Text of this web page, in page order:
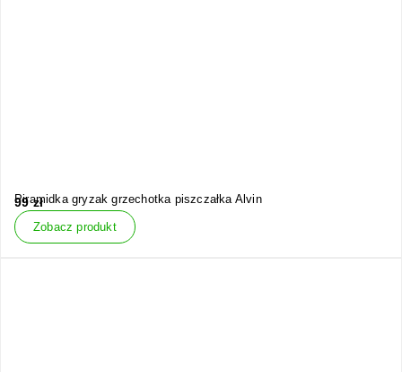
Piramidka gryzak grzechotka piszczałka Alvin
99zł
Zobacz produkt